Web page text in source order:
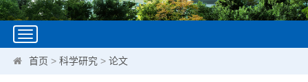
Toggle
navigation
首页 >科学研究 >论文